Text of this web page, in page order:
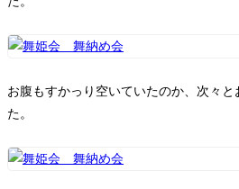
お腹もすかっり空いていたのか、次々
た。